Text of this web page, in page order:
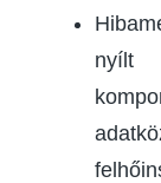
nyílt